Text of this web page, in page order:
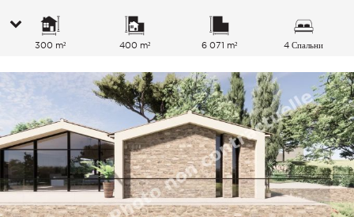
300 m² 400 m² 6 071 m² 4 Спальни